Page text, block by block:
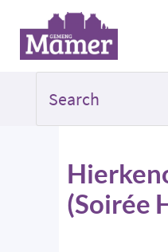
(Soirée